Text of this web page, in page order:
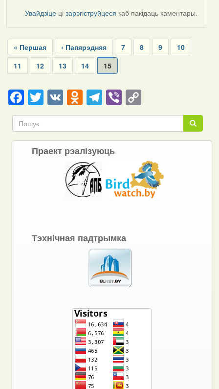
Увайдзіце цізарэгіструйцеся каб пакідаць каментары.
Pagination
First
page
« Першая
Previous
page
‹ Папярэдняя Page
7 Page
8 Page
9 Page
10
Page
11 Page
12 Page
13 Page
14
Current
page
15
Facebook
Twitter
VKOdnoklassniki
Telegram
ViberCopy
Link Пошук
Пошук
Праект рэалізуюць
Тэхнічная падтрымка